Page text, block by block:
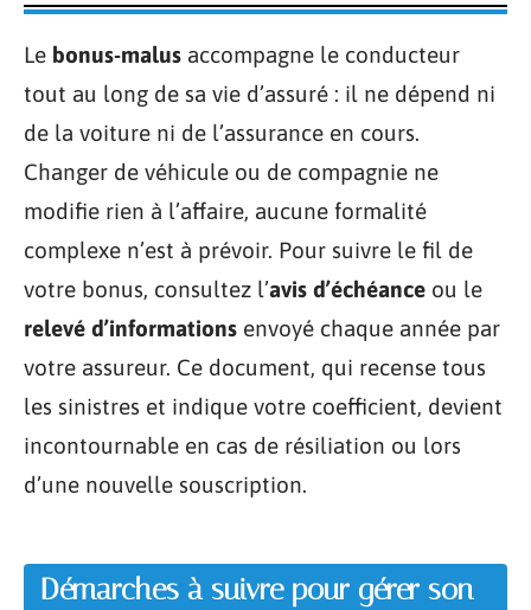
Le bonus-malus accompagne le conducteur
tout au long de sa vie d’assuré : il ne dépend ni
de la voiture ni de l’assurance en cours.
Changer de véhicule ou de compagnie ne
modifie rien à l’affaire, aucune formalité
complexe n’est à prévoir. Pour suivre le fil de
votre bonus, consultez l’avis d’échéance ou le
relevé d’informations envoyé chaque année par
votre assureur. Ce document, qui recense tous
les sinistres et indique votre coefficient, devient
incontournable en cas de résiliation ou lors
d’une nouvelle souscription.
Démarches à suivre pour gérer son